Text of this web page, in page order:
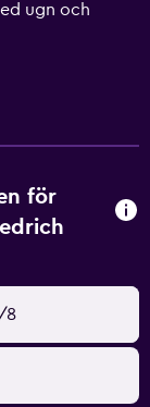
ugn och
försäkra sig
finns även
för
8